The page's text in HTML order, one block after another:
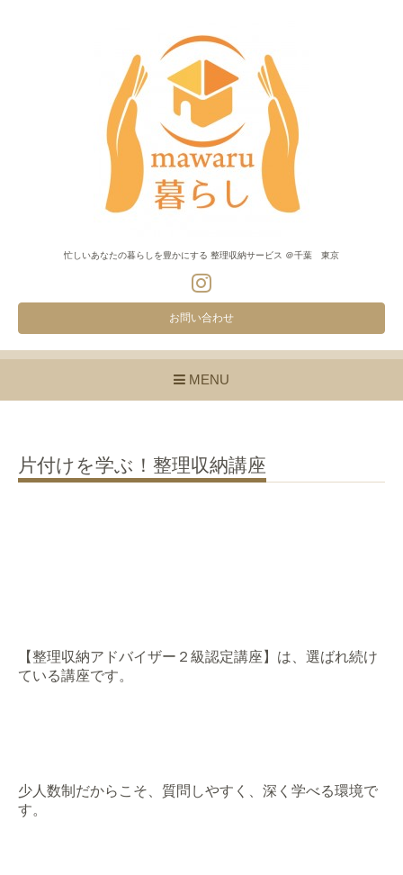
忙しいあなたの暮らしを豊かにする 整理収納サービス ＠千葉 東京
お問い合わせ
MENU
片付けを学ぶ！整理収納講座
【整理収納アドバイザー２級認定講座】は、
選ばれ続け
ている講座です。
少人数制だからこそ、
質問しやすく、深く学べる環境で
す。